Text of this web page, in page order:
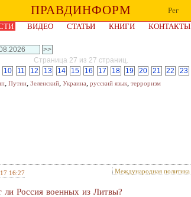
ПРАВДИНФОРМ
Рег
ВИДЕО СТАТЬИ КНИГИ КОНТАКТЫ
Страница 27 из 27 страниц.
10 11 12 13 14 15 16 17 18 19 20 21 22 23
, Путин, Зеленский, Украина, русский язык, терроризм
16:27 Международная политика
ли Россия военных из Литвы?